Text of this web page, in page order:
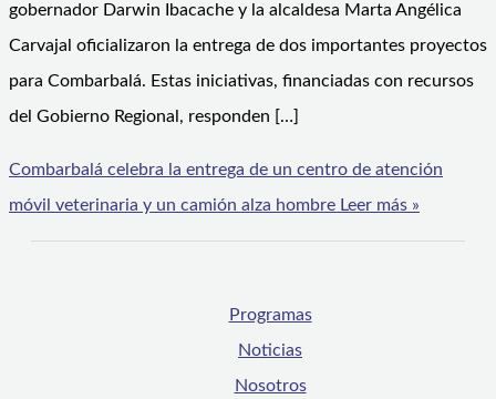
gobernador Darwin Ibacache y la alcaldesa Marta Angélica
Carvajal oficializaron la entrega de dos importantes proyectos
para Combarbalá. Estas iniciativas, financiadas con recursos
del Gobierno Regional, responden […]
Combarbalá celebra la entrega de un centro de atención
móvil veterinaria y un camión alza hombre Leer más »
Programas
Noticias
Nosotros